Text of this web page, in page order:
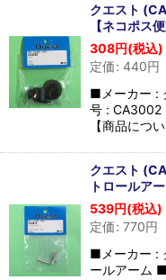
クエスト
【ネコポス
308円(税込)
定価: 440円
■メーカー :
号 :
【商品につ
クエスト
トロールア
539円(税込)
定価: 770円
■メーカー :
ールアーム